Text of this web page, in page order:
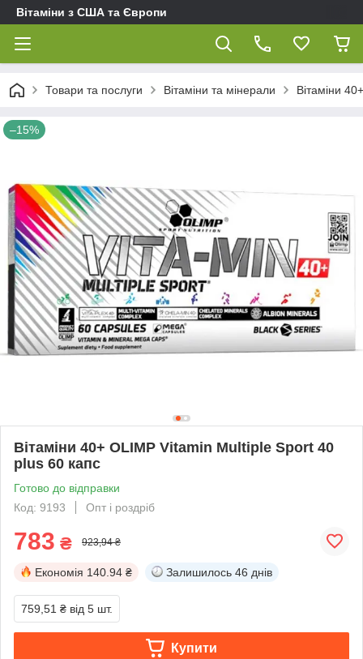
Вітаміни з США та Європи
Товари та послуги Вітаміни та мінерали Вітаміни
–15%
Вітаміни 40+ OLIMP Vitamin Multiple Sport 40
plus 60 капс
Готово до відправки
Код: 9193
Опт і роздріб
783 ₴ 923,94 ₴
Економія 140.94 ₴ Залишилось 46 днів
759,51 ₴ від 5 шт.
Купити